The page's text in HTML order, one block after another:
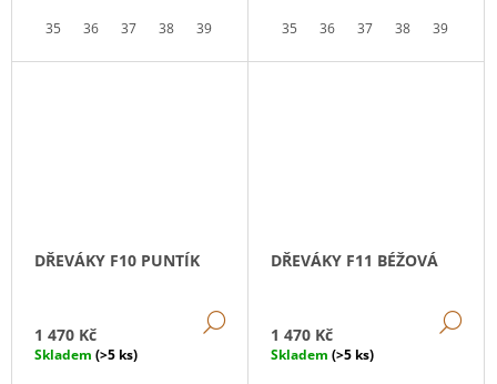
35 36 37 38 39 41
35 36 37 38 39
DŘEVÁKY F10 PUNTÍK
1 470 Kč
DETAIL
Skladem (>5 ks)
DŘEVÁKY F11 BÉŽOVÁ
1 470 Kč
Skladem (>5 ks)